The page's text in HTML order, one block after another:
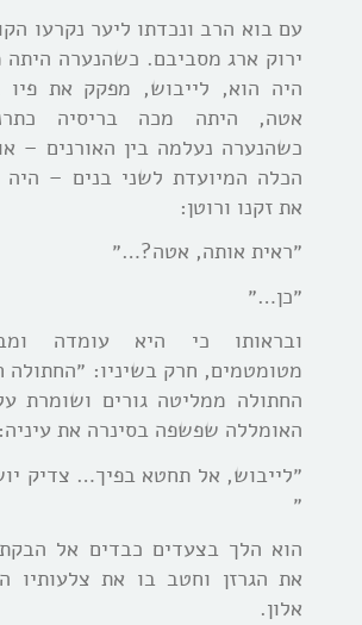
עם בוא הרב ונכדתו ליער נקרעו
ירוק ארג מסביבם. כשהנערה
היה הוא, לייבוש, מפקק את פיו
אטה, היתה מכה בריסיה
כשהנערה נעלמה בין האורנים –
הכלה המיועדת לשני בנים – היה
את זקנו ורוטן:
״ראית אותה, אטה?…״
״כן…״
ובראותו כי היא עומדה
מטומטמים, חרק בשיניו:
החתולה ממליטה גורים ושומרת
האומללה שפשפה בסינרה את עיניה:
״לייבוש, אל תחטא בפיך… צדיק
״
הוא הלך בצעדים כבדים אל
את הגרזן וחטב בו את צלעותיו
אלון.